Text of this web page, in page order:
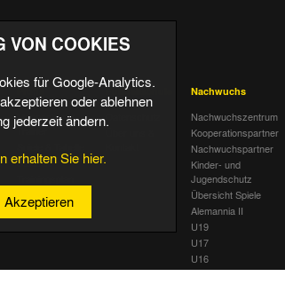
Profis
Mannschaft &
Trainer
Statistik
Geburtstage
Fußballschule
Nachwuchs
Nachwuchszentrum
Kooperationspartner
Nachwuchspartner
Kinder- und
Jugendschutz
Übersicht Spiele
Alemannia II
U19
U17
U16
U15
VON COOKIES
für Google-Analytics.
oder ablehnen
jederzeit ändern.
erhalten Sie hier.
Akzeptieren